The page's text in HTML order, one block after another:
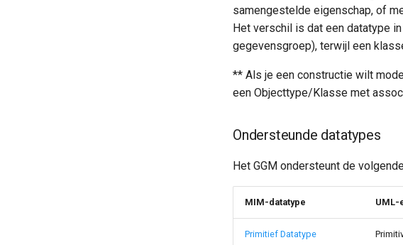
samengestelde eigenschap, of
Het verschil is dat een datatype
gegevensgroep), terwijl een
** Als je een constructie wilt
een Objecttype/Klasse met
Ondersteunde datatypes
Het GGM ondersteunt de
MIM-datatype UML-
Primitief Datatype